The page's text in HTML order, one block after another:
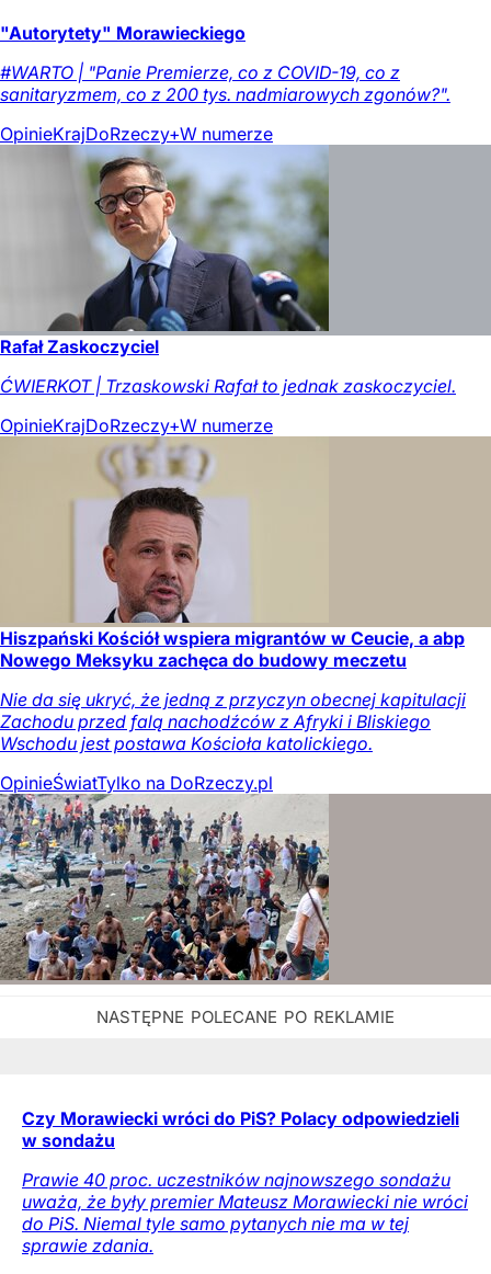
"Autorytety" Morawieckiego
#WARTO | "Panie Premierze, co z COVID-19, co z
sanitaryzmem, co z 200 tys. nadmiarowych zgonów?".
OpinieKrajDoRzeczy+W numerze
Rafał Zaskoczyciel
ĆWIERKOT | Trzaskowski Rafał to jednak zaskoczyciel.
OpinieKrajDoRzeczy+W numerze
Hiszpański Kościół wspiera migrantów w Ceucie, a abp
Nowego Meksyku zachęca do budowy meczetu
Nie da się ukryć, że jedną z przyczyn obecnej kapitulacji
Zachodu przed falą nachodźców z Afryki i Bliskiego
Wschodu jest postawa Kościoła katolickiego.
OpinieŚwiatTylko na DoRzeczy.pl
Czy Morawiecki wróci do PiS? Polacy odpowiedzieli
w sondażu
Prawie 40 proc. uczestników najnowszego sondażu
uważa, że były premier Mateusz Morawiecki nie wróci
do PiS. Niemal tyle samo pytanych nie ma w tej
sprawie zdania.